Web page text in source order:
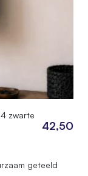
zwarte
42,50
geteeld